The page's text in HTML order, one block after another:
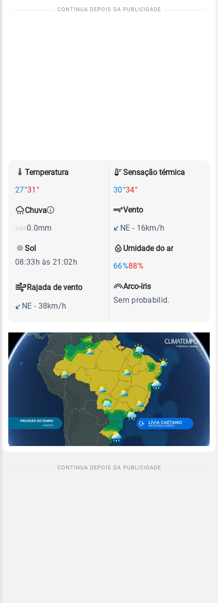
Temperatura
27°31°
Sensação térmica
30°34°
Chuva
0.0mm
Umidade do ar
66%88%
Vento
NE - 16km/h
Rajada de vento
NE - 38km/h
Sol
08:33h às 21:02h
Arco-íris
Sem probabilid.